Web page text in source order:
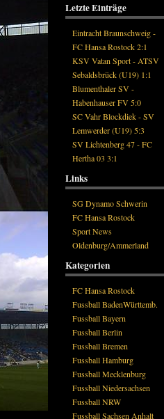
Letzte Einträge
Eintracht Braunschweig -
FC Hansa Rostock 2:1
KSV Vatan Sport - ATSV
Sebaldsbrück (U19) 1:1
Blumenthaler SV -
Habenhauser FV 5:0
SC Vahr Blockdiek - SV
Lemwerder (U19) 5:3
SV Lichtenberg 47 - FC
Hertha 03 3:1
Links
SG Dynamo Schwerin
FC Hansa Rostock
Sport News
Oldenburg/Ammerland
Kategorien
FC Hansa Rostock
Fussball BadenWürttemb.
Fussball Bayern
Fussball Berlin
Fussball Bremen
Fussball Hamburg
Fussball Mecklenburg
Fussball Niedersachsen
Fussball NRW
Fussball Sachsen Anhalt